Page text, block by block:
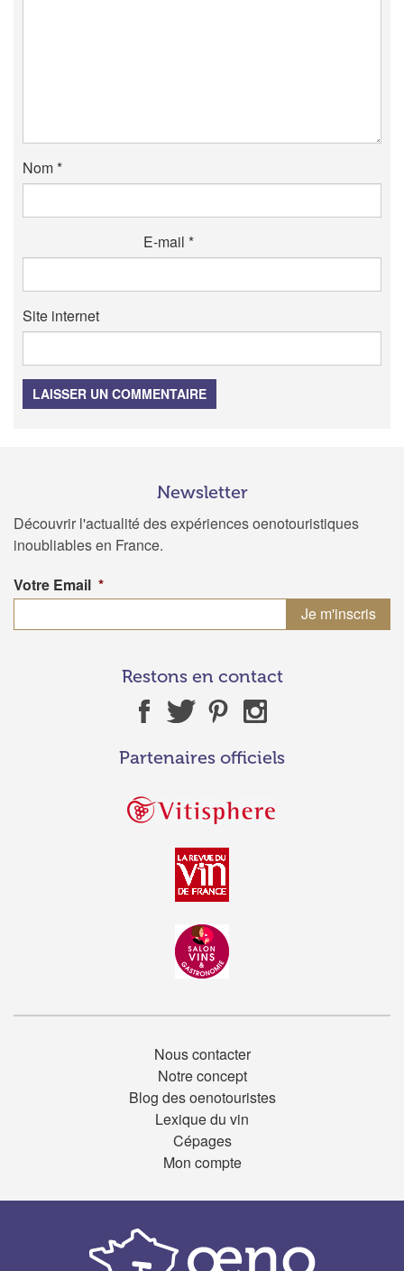
Nom*
E-mail *
Site internet
LAISSER UN COMMENTAIRE
Newsletter
Découvrir l'actualité des expériences oenotouristiques
inoubliables en France.
Votre Email *
Restons en contact
Partenaires officiels
Nous contacter
Notre concept
Blog des oenotouristes
Lexique du vin
Cépages
Mon compte